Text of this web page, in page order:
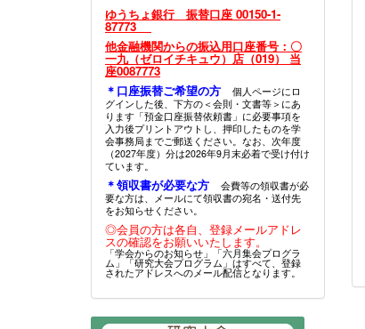
ゆうちょ銀行 振替口座 00150-1-
87773
他金融機関からの振込用口座番号：〇
一九（ゼロイチキュウ）店（019） 当
座0087773
＊口座振替ご希望の方
個人ページにロ
グインした後、下方の＜会則・文書等＞にあ
ります「預金口座振替依頼書」に必要事項を
入力後プリントアウトし、押印したものを学
会事務局までご郵送ください。なお、次年度
（2027年度）分は2026年9月末必着で受け付け
ています。
＊領収書が必要な方
会費等の領収書が必
要な方は、メールにて領収書の宛名・送付先
をお知らせください。
◎会員の方は各自、登録メールアドレ
スの確認をお願いいたします。
「学会からのお知らせ」「六月集会プログラ
ム」「研究大会プログラム」はすべて、登録
されたアドレスへのメール配信となります。